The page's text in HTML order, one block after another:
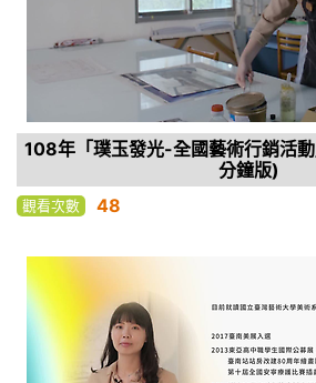
108年「璞玉發光-全國藝術行銷活
分鐘版)
觀看次數 48